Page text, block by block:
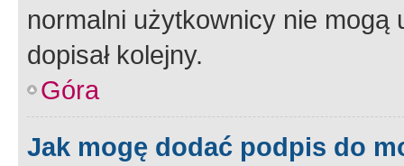
normalni użytkownicy nie
dopisał kolejny.
Góra
Jak mogę dodać podpis do